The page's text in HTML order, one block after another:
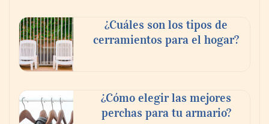
¿Cuáles son los tipos de
cerramientos para el hogar?
¿Cómo elegir las mejores
perchas para tu armario?